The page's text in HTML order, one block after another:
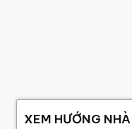
XEM HƯỚNG NHÀ